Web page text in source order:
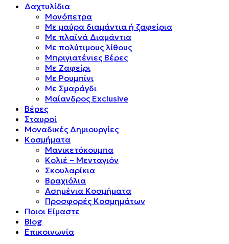
Δαχτυλίδια
Μονόπετρα
Mε μαύρα διαμάντια ή ζαφείρια
Mε πλαϊνά Διαμάντια
Mε πολύτιμους λίθους
Μπριγιατένιες Βέρες
Με Ζαφείρι
Με Ρουμπίνι
Με Σμαράγδι
Μαίανδρος Exclusive
Βέρες
Σταυροί
Μοναδικές Δημιουργίες
Κοσμήματα
Μανικετόκουμπα
Κολιέ – Μενταγιόν
Σκουλαρίκια
Βραχιόλια
Ασημένια Κοσμήματα
Προσφορές Κοσμημάτων
Ποιοι Είμαστε
Blog
Επικοινωνία